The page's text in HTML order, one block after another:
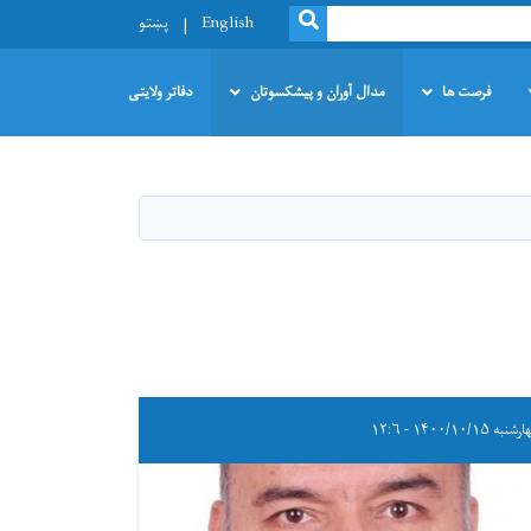
SEARCH
English پښتو
فرصت ها مدال آوران و پیشکسوتان دفاتر ولایتی
۱۴۰۰/۱۰/۱۵ - ۱۲:۶